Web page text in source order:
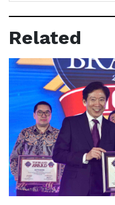
Related